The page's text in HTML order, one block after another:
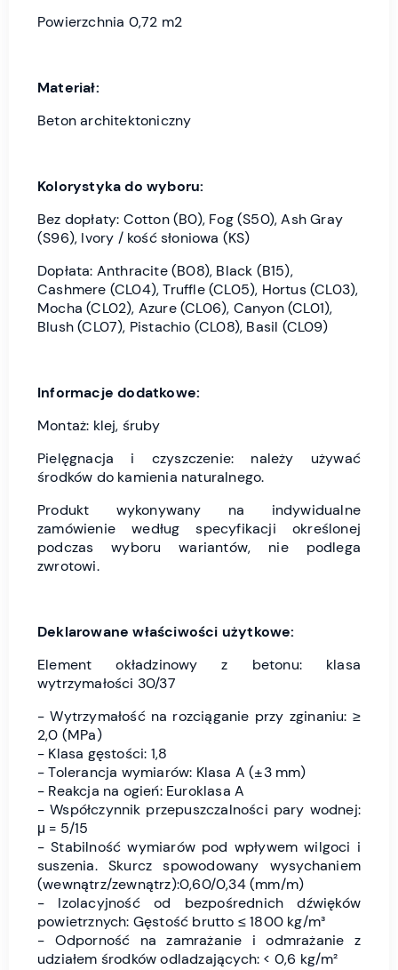
Powierzchnia 0,72 m2
Materiał:
Beton architektoniczny
Kolorystyka do wyboru:
Bez dopłaty: Cotton (B0), Fog (S50), Ash Gray
(S96), Ivory / kość słoniowa (KS)
Dopłata: Anthracite (B08), Black (B15),
Cashmere (CL04), Truffle (CL05), Hortus (CL03),
Mocha (CL02), Azure (CL06), Canyon (CL01),
Blush (CL07), Pistachio (CL08), Basil (CL09)
Informacje dodatkowe:
Montaż: klej, śruby
Pielęgnacja i czyszczenie: należy używać
środków do kamienia naturalnego.
Produkt wykonywany na indywidualne
zamówienie według specyfikacji określonej
podczas wyboru wariantów, nie podlega
zwrotowi.
Deklarowane właściwości użytkowe:
Element okładzinowy z betonu: klasa
wytrzymałości 30/37
- Wytrzymałość na rozciąganie przy zginaniu: ≥
2,0 (MPa)
- Klasa gęstości: 1,8
- Tolerancja wymiarów: Klasa A (±3 mm)
- Reakcja na ogień: Euroklasa A
- Współczynnik przepuszczalności pary wodnej:
μ = 5/15
- Stabilność wymiarów pod wpływem wilgoci i
suszenia. Skurcz spowodowany wysychaniem
(wewnątrz/zewnątrz):0,60/0,34 (mm/m)
- Izolacyjność od bezpośrednich dźwięków
powietrznych: Gęstość brutto ≤ 1800 kg/m³
- Odporność na zamrażanie i odmrażanie z
udziałem środków odladzających: < 0,6 kg/m²